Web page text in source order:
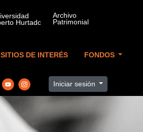
SITIOS DE INTERÉS FONDOS
Iniciar sesión